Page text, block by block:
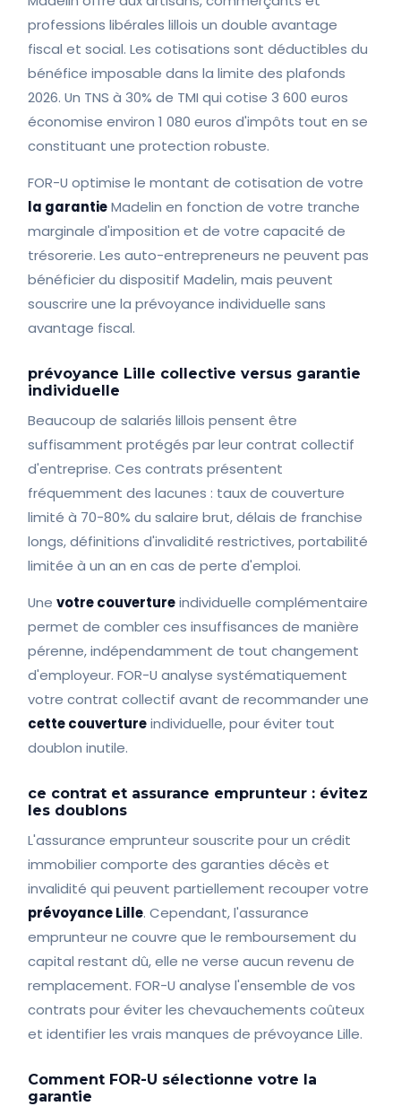
professions libérales lillois un double avantage
fiscal et social. Les cotisations sont déductibles du
bénéfice imposable dans la limite des plafonds
2026. Un TNS à 30% de TMI qui cotise 3 600 euros
économise environ 1 080 euros d'impôts tout en se
constituant une protection robuste.
FOR-U optimise le montant de cotisation de votre
la garantieMadelin en fonction de votre tranche
marginale d'imposition et de votre capacité de
trésorerie. Les auto-entrepreneurs ne peuvent pas
bénéficier du dispositif Madelin, mais peuvent
souscrire une la prévoyance individuelle sans
avantage fiscal.
prévoyance Lille collective versus garantie
individuelle
Beaucoup de salariés lillois pensent être
suffisamment protégés par leur contrat collectif
d'entreprise. Ces contrats présentent
fréquemment des lacunes : taux de couverture
limité à 70-80% du salaire brut, délais de franchise
longs, définitions d'invalidité restrictives, portabilité
limitée à un an en cas de perte d'emploi.
Unevotre couvertureindividuelle complémentaire
permet de combler ces insuffisances de manière
pérenne, indépendamment de tout changement
d'employeur. FOR-U analyse systématiquement
votre contrat collectif avant de recommander une
cette couvertureindividuelle, pour éviter tout
doublon inutile.
ce contrat et assurance emprunteur : évitez
les doublons
L'assurance emprunteur souscrite pour un crédit
immobilier comporte des garanties décès et
invalidité qui peuvent partiellement recouper votre
prévoyance Lille. Cependant, l'assurance
emprunteur ne couvre que le remboursement du
capital restant dû, elle ne verse aucun revenu de
remplacement. FOR-U analyse l'ensemble de vos
contrats pour éviter les chevauchements coûteux
et identifier les vrais manques de prévoyance Lille.
Comment FOR-U sélectionne votre la
garantie